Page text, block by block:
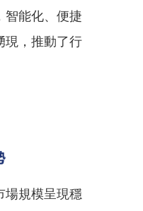
智能化、便捷
現，推動了行
場規模呈現穩